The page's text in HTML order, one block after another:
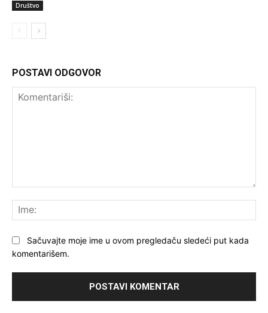
Društvo
POSTAVI ODGOVOR
Sačuvajte moje ime u ovom pregledaču sledeći put kada
komentarišem.